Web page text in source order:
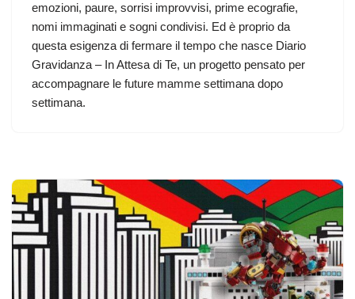
emozioni, paure, sorrisi improvvisi, prime ecografie,
nomi immaginati e sogni condivisi. Ed è proprio da
questa esigenza di fermare il tempo che nasce Diario
Gravidanza – In Attesa di Te, un progetto pensato per
accompagnare le future mamme settimana dopo
settimana.